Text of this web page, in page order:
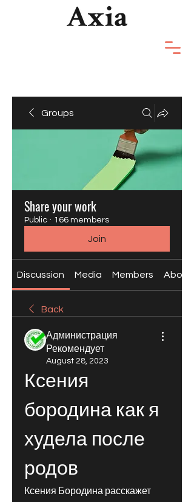
Groups
Share your work
Public · 166 members
Join
Discussion Media Members About
Back
Администрация
Рекомендует
August 28, 2023
Ксения
бородина как я
худела после
родов
Ксения Бородина расскажет